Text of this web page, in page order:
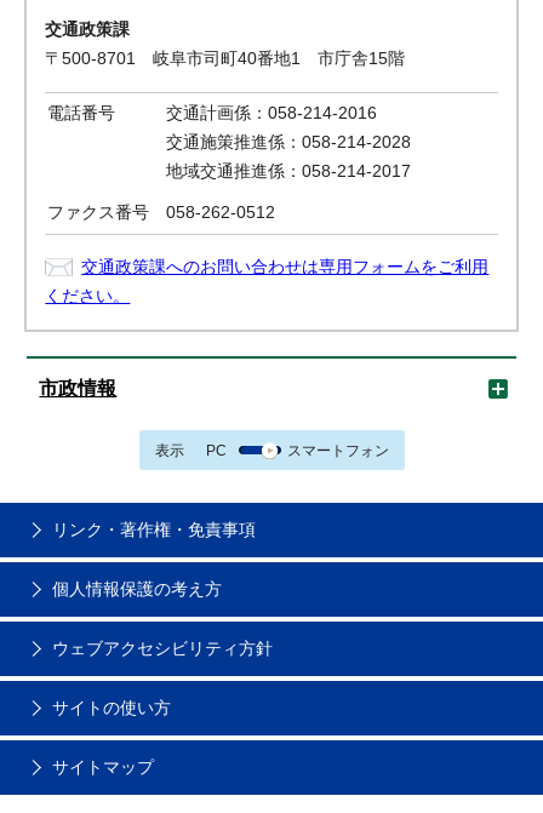
交通政策課
〒500-8701 岐阜市司町40番地1 市庁舎15階
電話番号
交通計画係：058-214-2016
交通施策推進係：058-214-2028
地域交通推進係：058-214-2017
ファクス番号 058-262-0512
交通政策課へのお問い合わせは専用フォームをご利用
ください。
市政情報
表示 PC スマートフォン
リンク・著作権・免責事項
個人情報保護の考え方
ウェブアクセシビリティ方針
サイトの使い方
サイトマップ